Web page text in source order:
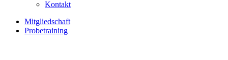
Kontakt
Mitgliedschaft
Probetraining